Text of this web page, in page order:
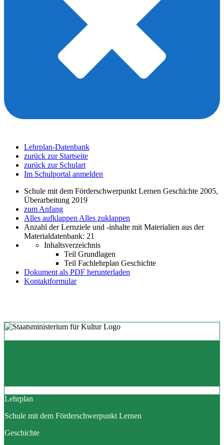
Lehrplan-Datenbank
zurück zur Startseite
zurück zur Schulart
Im Schulportal anmelden
Schule mit dem Förderschwerpunkt Lernen Geschichte 2005,
Überarbeitung 2019
zum Anfang
Alles aufklappen Alles zuklappen
Anzahl der Lernziele und -inhalte mit Materialien aus der
Materialdatenbank: 21
Inhaltsverzeichnis
Teil Grundlagen
Teil Fachlehrplan Geschichte
Dokument als PDF herunterladen
Kontaktformular
Lehrplan
Schule mit dem Förderschwerpunkt Lernen
Geschichte